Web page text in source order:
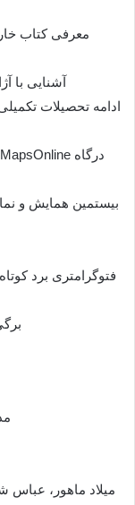
معرفی کتاب
آشنایی با
ادامه تحصیلات
بیستمین همایش و
فتوگرامتری برد